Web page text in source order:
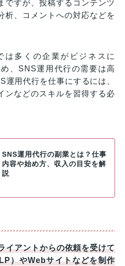
ですが、投稿するコンテンツ
析、コメントへの対応などを
は多くの企業がビジネスに
、SNS運用代行の需要は高
運用代行を仕事にするには、
ンなどのスキルを習得する必
SNS運用代行の副業とは？仕事
内容や始め方、収入の目安を解
説
イアントからの依頼を受けて
）やWebサイトなどを制作